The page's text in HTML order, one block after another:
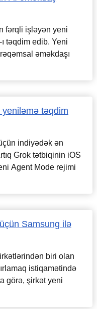
fərqli işləyən yeni
təqdim edib. Yeni
əməkdaşı
təqdim
indiyədək ən
Grok tətbiqinin iOS
Agent Mode rejimi
Samsung ilə
biri olan
istiqamətində
görə, şirkət yeni